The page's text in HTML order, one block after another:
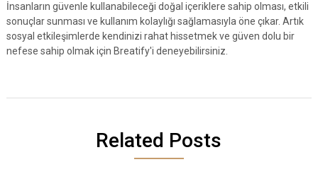
İnsanların güvenle kullanabileceği doğal içeriklere sahip olması, etkili
sonuçlar sunması ve kullanım kolaylığı sağlamasıyla öne çıkar. Artık
sosyal etkileşimlerde kendinizi rahat hissetmek ve güven dolu bir
nefese sahip olmak için Breatify'i deneyebilirsiniz.
Related Posts